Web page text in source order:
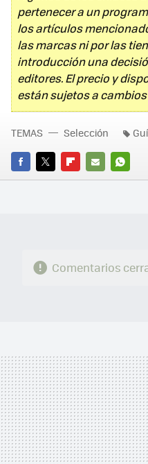
pertenecer a un
los artículos
las marcas ni por las
introducción una
editores. El precio y
están sujetos a
FACEBOOK
TWITTERFLIPBOARD
E-
TEMAS Selección
Comentarios